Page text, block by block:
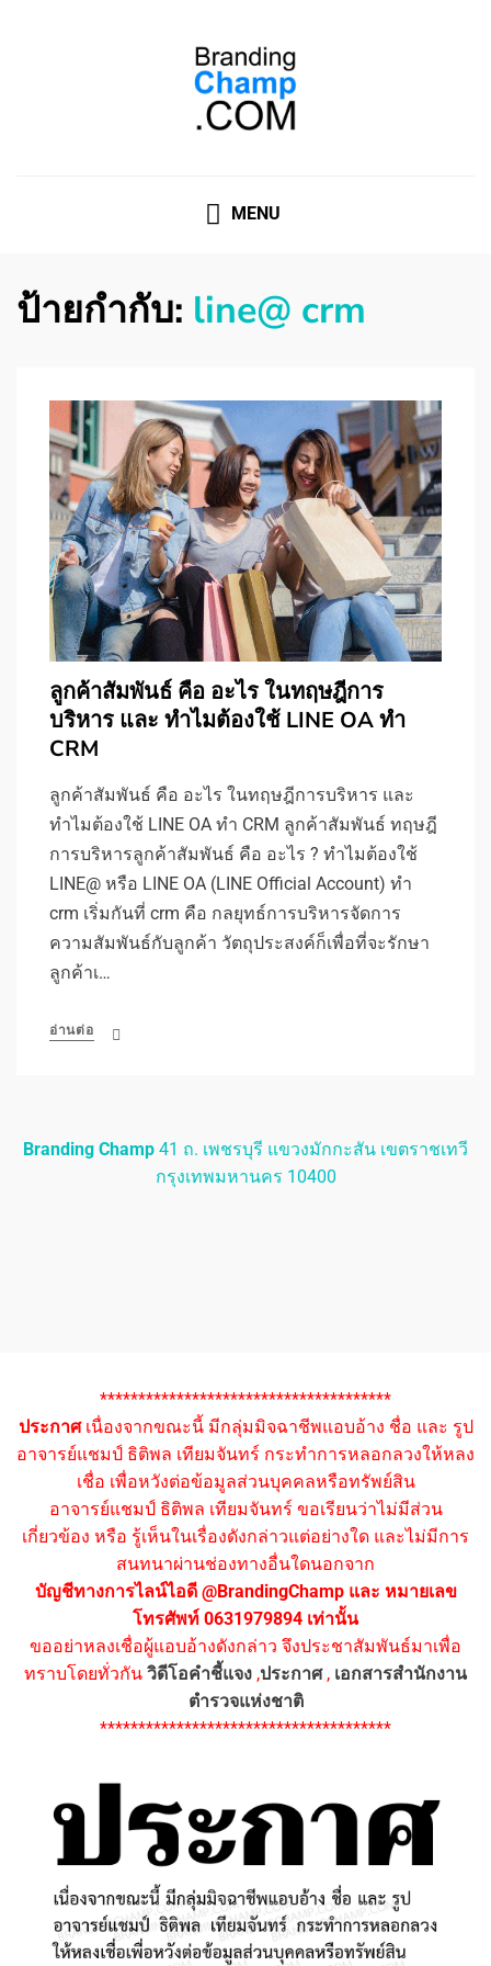
MENU
ป้ายกำกับ: line@ crm
ลูกค้าสัมพันธ์ คือ อะไร ในทฤษฎีการ
บริหาร และ ทำไมต้องใช้ LINE OA ทำ
CRM
ลูกค้าสัมพันธ์ คือ อะไร ในทฤษฎีการบริหาร และ
ทำไมต้องใช้ LINE OA ทำ CRM ลูกค้าสัมพันธ์ ทฤษฎี
การบริหารลูกค้าสัมพันธ์ คือ อะไร ? ทำไมต้องใช้
LINE@ หรือ LINE OA (LINE Official Account) ทำ
crm เริ่มกันที่ crm คือ กลยุทธ์การบริหารจัดการ
ความสัมพันธ์กับลูกค้า วัตถุประสงค์ก็เพื่อที่จะรักษา
ลูกค้าเ…
อ่านต่อ
Branding Champ 41 ถ. เพชรบุรี แขวงมักกะสัน เขตราชเทวี
กรุงเทพมหานคร 10400
**************************************
ประกาศเนื่องจากขณะนี้ มีกลุ่มมิจฉาชีพแอบอ้าง ชื่อ และ รูป
อาจารย์แชมป์ ธิติพล เทียมจันทร์ กระทำการหลอกลวงให้หลง
เชื่อ เพื่อหวังต่อข้อมูลส่วนบุคคลหรือทรัพย์สิน
อาจารย์แชมป์ ธิติพล เทียมจันทร์ ขอเรียนว่าไม่มีส่วน
เกี่ยวข้อง หรือ รู้เห็นในเรื่องดังกล่าวแต่อย่างใด และไม่มีการ
สนทนาผ่านช่องทางอื่นใดนอกจาก
บัญชีทางการไลน์ไอดี @BrandingChamp และ หมายเลข
โทรศัพท์ 0631979894 เท่านั้น
ขออย่าหลงเชื่อผู้แอบอ้างดังกล่าว จึงประชาสัมพันธ์มาเพื่อ
ทราบโดยทั่วกัน วิดีโอคำชี้แจง ,ประกาศ, เอกสารสำนักงาน
ตำรวจแห่งชาติ
**************************************